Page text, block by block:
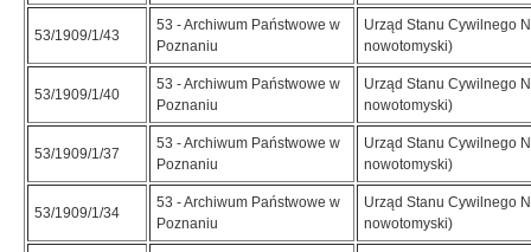
53/1909/1/43
53 - Archiwum Państwowe w
Poznaniu
Urząd Stanu Cywilnego
nowotomyski)
53/1909/1/40
53 - Archiwum Państwowe w
Poznaniu
Urząd Stanu Cywilnego
nowotomyski)
53/1909/1/37
53 - Archiwum Państwowe w
Poznaniu
Urząd Stanu Cywilnego
nowotomyski)
53/1909/1/34
53 - Archiwum Państwowe w
Poznaniu
Urząd Stanu Cywilnego
nowotomyski)